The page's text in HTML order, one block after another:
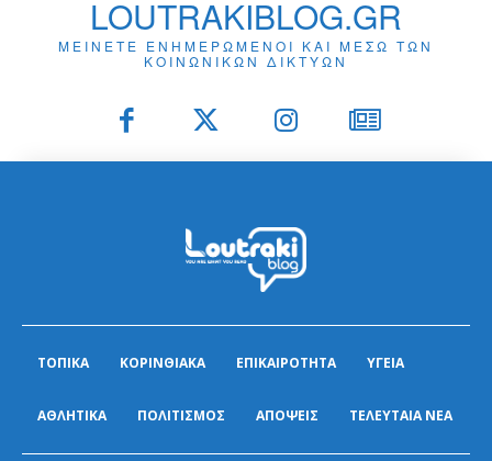
LOUTRAKIBLOG.GR
ΜΕΙΝΕΤΕ ΕΝΗΜΕΡΩΜΕΝΟΙ ΚΑΙ ΜΕΣΩ ΤΩΝ
ΚΟΙΝΩΝΙΚΩΝ ΔΙΚΤΥΩΝ
ΤΟΠΙΚΑ ΚΟΡΙΝΘΙΑΚΑ ΕΠΙΚΑΙΡΟΤΗΤΑ ΥΓΕΙΑ
ΑΘΛΗΤΙΚΑ ΠΟΛΙΤΙΣΜΟΣ ΑΠΟΨΕΙΣ ΤΕΛΕΥΤΑΙΑ ΝΕΑ